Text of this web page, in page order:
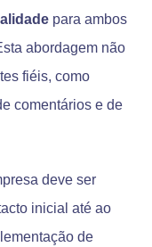
para ambos
abordagem não
fiéis, como
comentários e de
deve ser
inicial até ao
de